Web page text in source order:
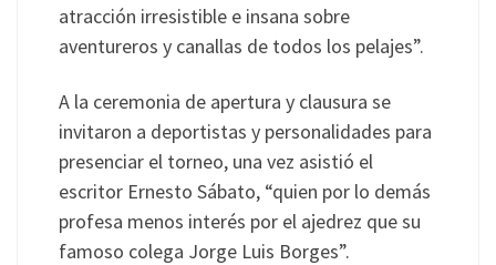
atracción irresistible e insana sobre
aventureros y canallas de todos los pelajes”.
A la ceremonia de apertura y clausura se
invitaron a deportistas y personalidades para
presenciar el torneo, una vez asistió el
escritor Ernesto Sábato, “quien por lo demás
profesa menos interés por el ajedrez que su
famoso colega Jorge Luis Borges”.